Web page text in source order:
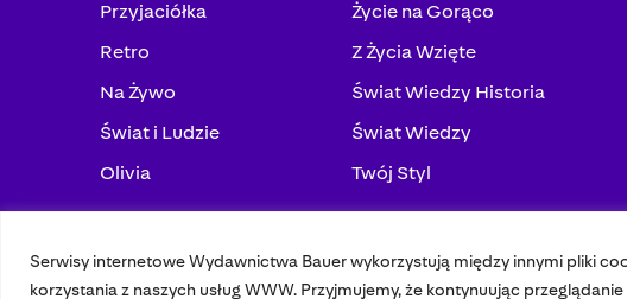
Serwisy internetowe Wydawnictwa Bauer wykorzystują między innymi pliki
korzystania z naszych usług WWW. Przyjmujemy, że kontynuując
Przyjaciółka
Retro
Na Żywo
Świat i Ludzie
Olivia
Życie na Gorąco
Z Życia Wzięte
Świat Wiedzy Historia
Świat Wiedzy
Twój Styl
© 2023 Bauer Media Group, All Rights Reserved.